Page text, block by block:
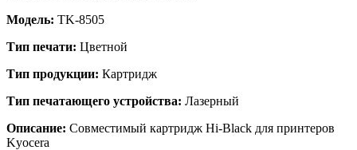
Модель: TK-8505
Тип печати: Цветной
Тип продукции: Картридж
Тип печатающего устройства: Лазерный
Описание: Совместимый картридж Hi-Black для принтеров
Kyocera